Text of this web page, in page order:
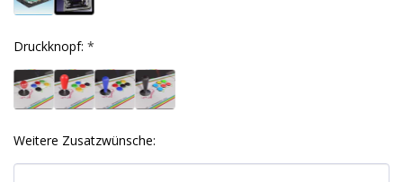
Druckknopf: *
Weitere Zusatzwünsche: